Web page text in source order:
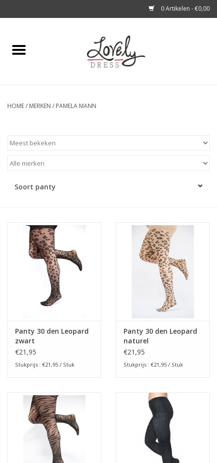
0 Artikelen - €0,00
Home
A story about
HOME/ MERKEN / PAMELA MANN
Soort panty
Panty 30 den Leopard
zwart
€21,95
Stukprijs : €21,95 / Stuk
Panty 30 den Leopard
naturel
€21,95
Stukprijs : €21,95 / Stuk